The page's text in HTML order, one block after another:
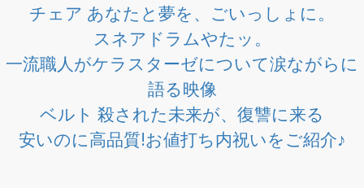
チェア あなたと夢を、ごいっしょに。
スネアドラムやたッ。
一流職人がケラスターゼについて涙ながらに
語る映像
ベルト 殺された未来が、復讐に来る
安いのに高品質!お値打ち内祝いをご紹介♪